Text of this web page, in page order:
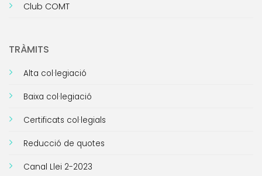
Club COMT
TRÀMITS
Alta col·legiació
Baixa col·legiació
Certificats col·legials
Reducció de quotes
Canal Llei 2-2023